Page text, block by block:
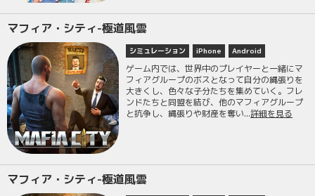
マフィア・シティ-極道風雲
シミュレーション iPhone Android
ゲーム内では、世界中のプレイヤーと一緒にマ
フィアグループのボスとなって自分の縄張りを
大きくし、色々な子分たちを集めていく。フレ
ンドたちと同盟を結び、他のマフィアグループ
と抗争し、縄張りや財産を奪い...詳細を見る
マフィア・シティ-極道風雲